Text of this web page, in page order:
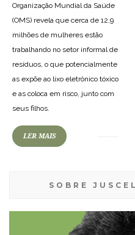
Organização Mundial da Saúde
(OMS) revela que cerca de 12,9
milhões de mulheres estão
trabalhando no setor informal de
resíduos, o que potencialmente
as expõe ao lixo eletrônico tóxico
e as coloca em risco, junto com
seus filhos.
LER MAIS
SOBRE